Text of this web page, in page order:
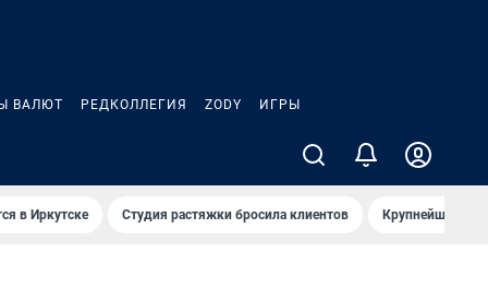
ВАЛЮТ РЕДКОЛЛЕГИЯ ZODY ИГРЫ
в Иркутске Студия растяжки бросила клиентов Крупнейшие